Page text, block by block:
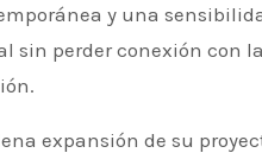
y una
sin perder conexión con
expansión de su